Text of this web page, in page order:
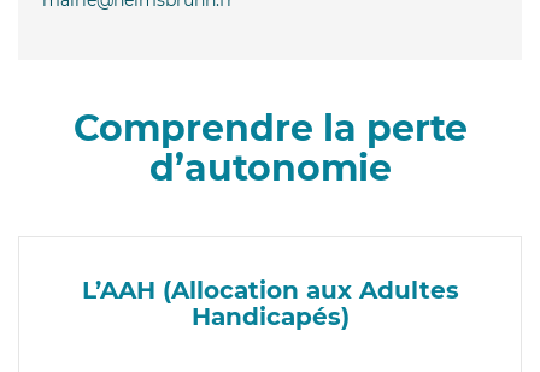
Comprendre la perte
d’autonomie
L’AAH (Allocation aux Adultes
Handicapés)